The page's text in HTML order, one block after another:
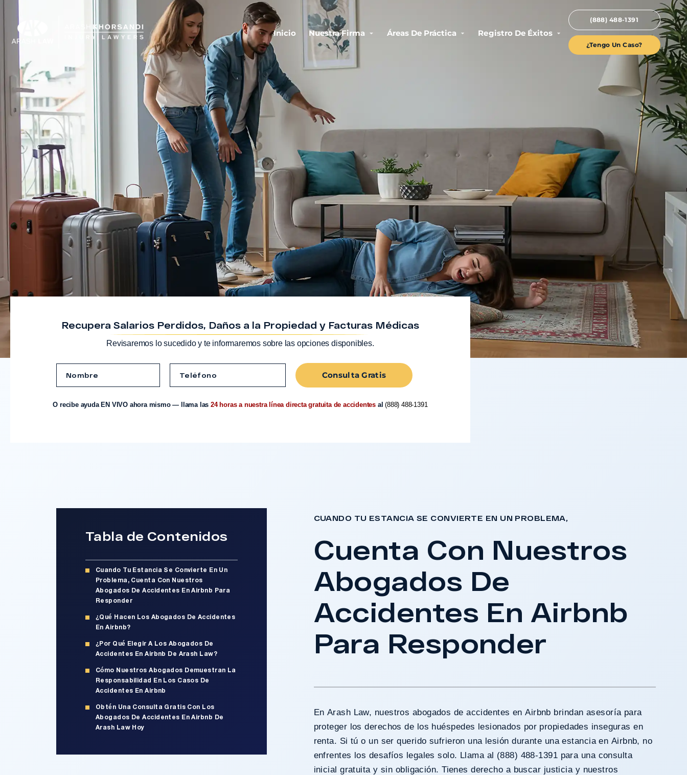
Inicio Nuestra Firma Áreas De Práctica Registro De Éxitos
(888) 488-1391
¿Tengo Un Caso?
Recupera Salarios Perdidos, Daños a la Propiedad y Facturas Médicas
Revisaremos lo sucedido y te informaremos sobre las opciones disponibles.
Consulta Gratis
O recibe ayuda EN VIVO ahora mismo — llama las24 horas a nuestra línea directa gratuita de accidentes al(888) 488-1391
Tabla de Contenidos
Cuando Tu Estancia Se Convierte En Un
Problema, Cuenta Con Nuestros
Abogados De Accidentes En Airbnb Para
Responder
¿Qué Hacen Los Abogados De Accidentes
En Airbnb?
¿Por Qué Elegir A Los Abogados De
Accidentes En Airbnb De Arash Law?
Cómo Nuestros Abogados Demuestran La
Responsabilidad En Los Casos De
Accidentes En Airbnb
Obtén Una Consulta Gratis Con Los
Abogados De Accidentes En Airbnb De
Arash Law Hoy
CUANDO TU ESTANCIA SE CONVIERTE EN UN PROBLEMA,
Cuenta Con Nuestros
Abogados De
Accidentes En Airbnb
Para Responder
En Arash Law, nuestros abogados de accidentes en Airbnb brindan asesoría para
proteger los derechos de los huéspedes lesionados por propiedades inseguras en
renta. Si tú o un ser querido sufrieron una lesión durante una estancia en Airbnb, no
enfrentes los desafíos legales solo. Llama al (888) 488-1391 para una consulta
inicial gratuita y sin obligación. Tienes derecho a buscar justicia y nuestros